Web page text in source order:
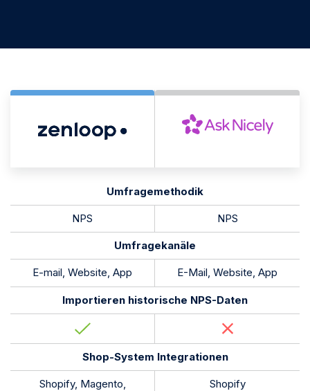
Umfragemethodik
NPS NPS
Umfragekanäle
E-mail, Website, App E-Mail, Website, App
Importieren historische NPS-Daten
Shop-System Integrationen
Shopify, Magento,
Shopify